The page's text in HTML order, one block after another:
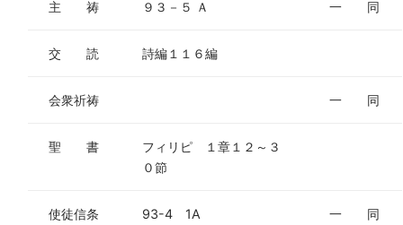
主 祷 ９３－５ Ａ 一 同
交 読 詩編１１６編
会衆祈祷 一 同
聖 書
フィリピ １章１２～３
０節
使徒信条 93-4 1A 一 同